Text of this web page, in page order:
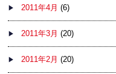
2011年4月 (6)
2011年3月 (20)
2011年2月 (20)